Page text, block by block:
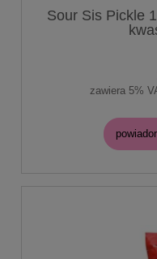
Sour Sis Pickle
zawiera 5%